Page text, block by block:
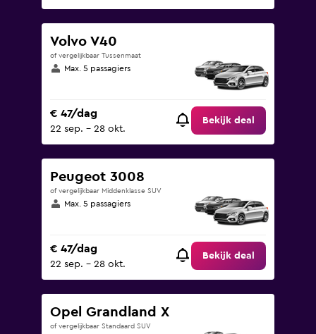
Volvo V40
of vergelijkbaar Tussenmaat
Max. 5 passagiers
€ 47/dag
22 sep. - 28 okt.
Bekijk deal
Peugeot 3008
of vergelijkbaar Middenklasse SUV
Max. 5 passagiers
€ 47/dag
22 sep. - 28 okt.
Bekijk deal
Opel Grandland X
of vergelijkbaar Standaard SUV